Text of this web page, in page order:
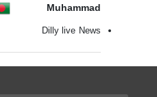
Muhammad
Dilly live News